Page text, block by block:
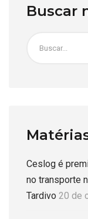
Buscar
Ceslog é
no transporte
Tardivo 20 de